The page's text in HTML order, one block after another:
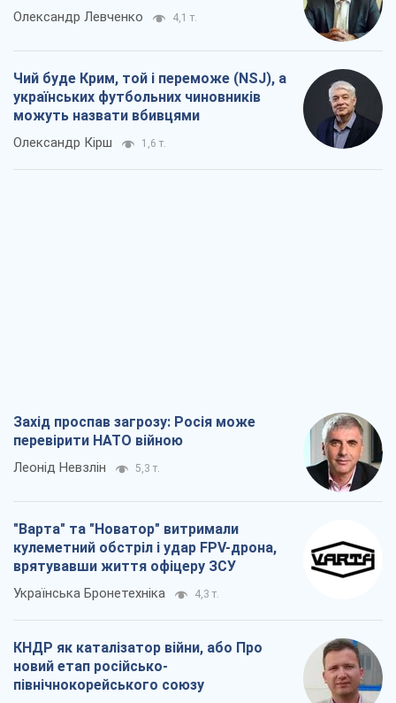
Олександр Левченко 4,1 т.
Чий буде Крим, той і переможе (NSJ), а
українських футбольних чиновників
можуть назвати вбивцями
Олександр Кірш 1,6 т.
Захід проспав загрозу: Росія може
перевірити НАТО війною
Леонід Невзлін 5,3 т.
"Варта" та "Новатор" витримали
кулеметний обстріл і удар FPV-дрона,
врятувавши життя офіцеру ЗСУ
Українська Бронетехніка 4,3 т.
КНДР як каталізатор війни, або Про
новий етап російсько-
північнокорейського союзу